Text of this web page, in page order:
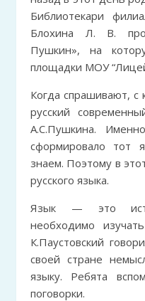
Библиотекари
Блохина Л. В.
Пушкин», на
площадки МОУ
Когда спрашивают, с
русский
А.С.Пушкина.
сформировало тот
знаем. Поэтому в
русского языка.
Язык — это
необходимо
К.Паустовский
своей стране
языку. Ребята
поговорки.